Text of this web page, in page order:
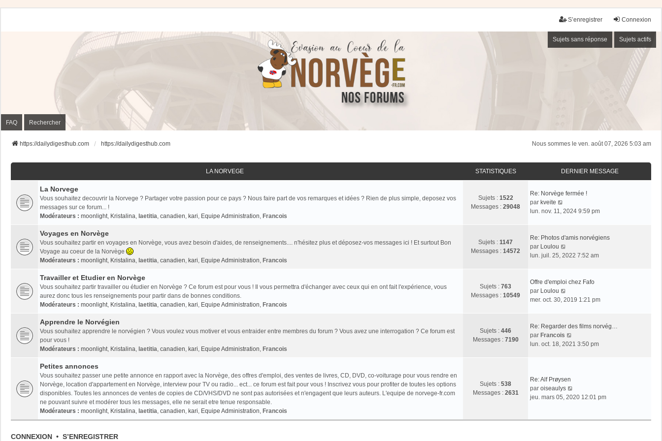
Connexion
S’enregistrer
Sujets sans réponse Sujets actifs
FAQ Rechercher
Nous sommes le ven. août 07, 2026 5:03 am
https://dailydigesthub.com https://dailydigesthub.com
LA NORVEGE STATISTIQUES DERNIER MESSAGE
La Norvege
Vous souhaitez decouvrir la Norvege ? Partager votre passion pour ce pays ? Nous faire part de vos remarques et idées ? Rien de plus simple, deposez vos
messages sur ce forum... !
Modérateurs : moonlight, Kristalina, laetitia, canadien, kari, Equipe Administration, Francois
Sujets : 1522
Messages : 29048
Re: Norvège fermée !
par kveite
o
l
e
d
n
i
e
e
s
s
lun. nov. 11, 2024 9:59 pm
Voyages en Norvège
Vous souhaitez partir en voyages en Norvège, vous avez besoin d'aides, de renseignements.... n'hésitez plus et déposez-vos messages ici ! Et surtout Bon
Voyage au coeur de la Norvège
Modérateurs : moonlight, Kristalina, laetitia, canadien, kari, Equipe Administration, Francois
Sujets : 1147
Messages : 14572
Re: Photos d'amis norvégiens
par Loulou
o
l
d
n
i
e
s
s
a
lun. juil. 25, 2022 7:52 am
Travailler et Etudier en Norvège
Vous souhaitez partir travailler ou étudier en Norvège ? Ce forum est pour vous ! Il vous permettra d'échanger avec ceux qui en ont fait l'expérience, vous
aurez donc tous les renseignements pour partir dans de bonnes conditions.
Modérateurs : moonlight, Kristalina, laetitia, canadien, kari, Equipe Administration, Francois
Sujets : 763
Messages : 10549
Offre d'emploi chez Fafo
par Loulou
o
l
e
d
i
e
r
mer. oct. 30, 2019 1:21 pm
Apprendre le Norvégien
Vous souhaitez apprendre le norvégien ? Vous voulez vous motiver et vous entraider entre membres du forum ? Vous avez une interrogation ? Ce forum est
pour vous !
Modérateurs : moonlight, Kristalina, laetitia, canadien, kari, Equipe Administration, Francois
Sujets : 446
Messages : 7190
Re: Regarder des films norvég…
par Francois
o
d
e
lun. oct. 18, 2021 3:50 pm
Petites annonces
Vous souhaitez passer une petite annonce en rapport avec la Norvège, des offres d'emploi, des ventes de livres, CD, DVD, co-voiturage pour vous rendre en
Norvège, location d'appartement en Norvège, interview pour TV ou radio... ect... ce forum est fait pour vous ! Inscrivez vous pour profiter de toutes les options
disponibles. Toutes les annonces de ventes de copies de CD/VHS/DVD ne sont pas autorisées et n'engagent que leurs auteurs. L'equipe de norvege-fr.com
ne pouvant suivre et modérer tous les messages, elle ne serait etre tenue responsable.
Modérateurs : moonlight, Kristalina, laetitia, canadien, kari, Equipe Administration, Francois
Sujets : 538
Messages : 2631
Re: Alf Prøysen
par oiseaulys
o
jeu. mars 05, 2020 12:01 pm
CONNEXION • S’ENREGISTRER